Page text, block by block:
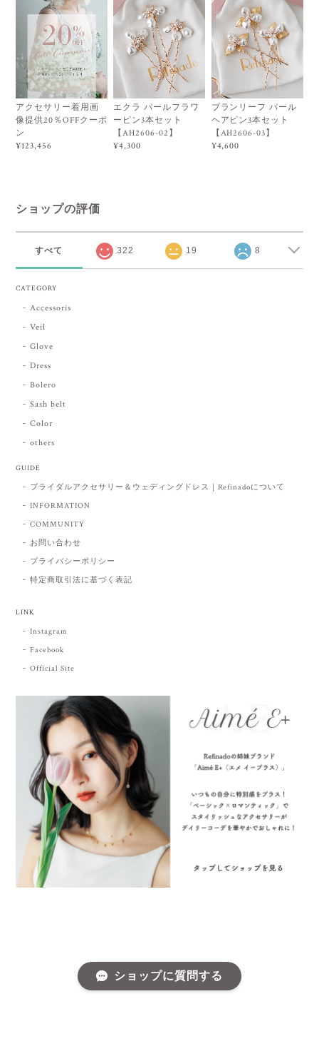
アクセサリー着用画
像提供20％OFFクーポ
ン
¥123,456
エクラ パールフラワ
ーピン3本セット
【AH2606-02】
¥4,300
ブランリーフ パール
ヘアピン3本セット
【AH2606-03】
¥4,600
ショップの評価
すべて 322 19 8
CATEGORY
Accessoris
Veil
Glove
Dress
Bolero
Sash belt
Color
others
GUIDE
ブライダルアクセサリー＆ウェディングドレス｜Refinadoについて
INFORMATION
COMMUNITY
お問い合わせ
プライバシーポリシー
特定商取引法に基づく表記
LINK
Instagram
Facebook
Official Site
ショップに質問する